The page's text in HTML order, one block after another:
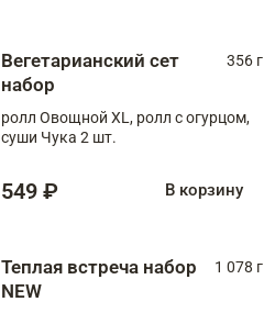
Вегетарианский сет
набор
356 г
ролл Овощной XL, ролл с огурцом,
суши Чука 2 шт.
549 ₽ В корзину
Теплая встреча набор
NEW
1 078 г